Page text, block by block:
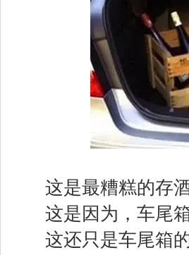
这是最糟糕的存
这是因为，车尾
这还只是车尾箱